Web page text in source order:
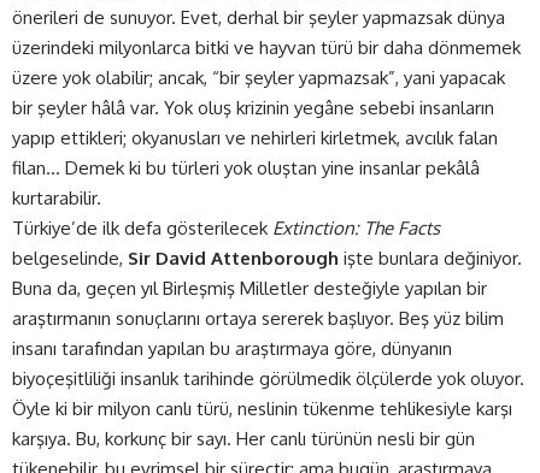
önerileri de sunuyor. Evet, derhal bir şeyler yapmazsak dünya
üzerindeki milyonlarca bitki ve hayvan türü bir daha dönmemek
üzere yok olabilir; ancak, “bir şeyler yapmazsak”, yani yapacak
bir şeyler hâlâ var. Yok oluş krizinin yegâne sebebi insanların
yapıp ettikleri; okyanusları ve nehirleri kirletmek, avcılık falan
filan… Demek ki bu türleri yok oluştan yine insanlar pekâlâ
kurtarabilir.
Türkiye’de ilk defa gösterilecek Extinction: The Facts
belgeselinde, Sir David Attenborough işte bunlara değiniyor.
Buna da, geçen yıl Birleşmiş Milletler desteğiyle yapılan bir
araştırmanın sonuçlarını ortaya sererek başlıyor. Beş yüz bilim
insanı tarafından yapılan bu araştırmaya göre, dünyanın
biyoçeşitliliği insanlık tarihinde görülmedik ölçülerde yok oluyor.
Öyle ki bir milyon canlı türü, neslinin tükenme tehlikesiyle karşı
karşıya. Bu, korkunç bir sayı. Her canlı türünün nesli bir gün